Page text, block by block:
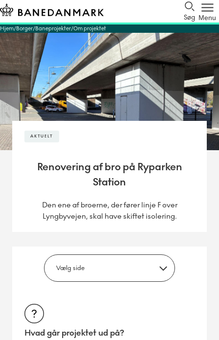
Søg Menu
Hjem Borger Baneprojekter Om projektet
AKTUELT
Renovering af bro på Ryparken
Station
Den ene af broerne, der fører linje F over
Lyngbyvejen, skal have skiftet isolering.
Hvad går projektet ud på?